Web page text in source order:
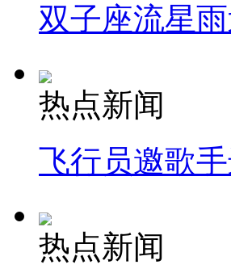
双子座流星
热点新闻
飞行员邀歌
热点新闻